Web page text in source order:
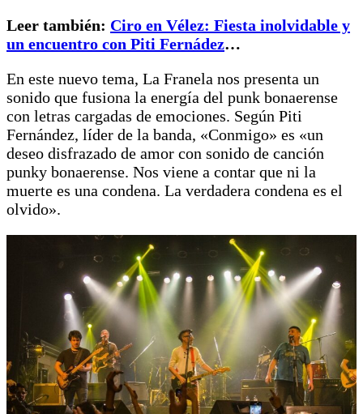
Leer también: Ciro en Vélez: Fiesta inolvidable y
un encuentro con Piti Fernádez…
En este nuevo tema, La Franela nos presenta un
sonido que fusiona la energía del punk bonaerense
con letras cargadas de emociones. Según Piti
Fernández, líder de la banda, «Conmigo» es «un
deseo disfrazado de amor con sonido de canción
punky bonaerense. Nos viene a contar que ni la
muerte es una condena. La verdadera condena es el
olvido».